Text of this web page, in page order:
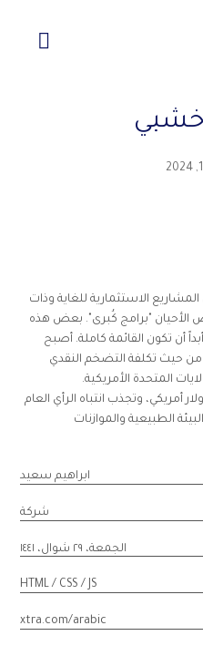
الاستثمارية للغاية وذات
الأحيان "برامج كُبرى". بعض هذه
أن تكون القائمة كاملة. أصبح
من حيث تكلفة التضخم النقدي
المتحدة الأمريكية.
أمريكي، وتجذب انتباه الرأي العام
الطبيعية والموازنات
ابراهيم سعيد
شركة
الجمعة، ٢٩ شوال، ١٤٤١
HTML / CSS / JS
xtra.com/arabic